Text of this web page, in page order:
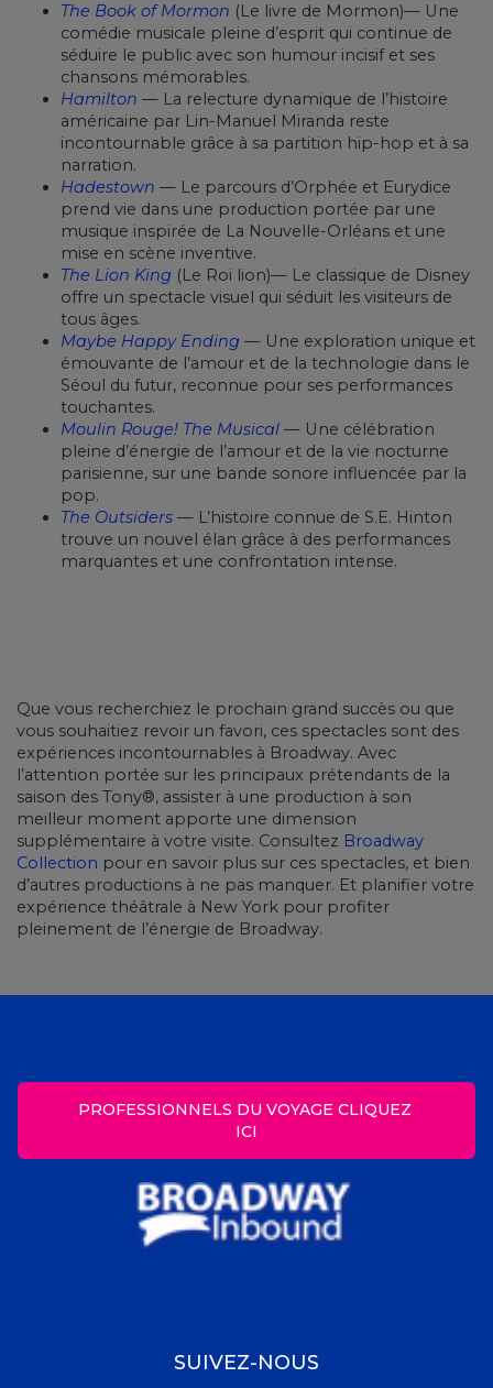
The Book of Mormon (Le livre de Mormon)— Une
comédie musicale pleine d’esprit qui continue de
séduire le public avec son humour incisif et ses
chansons mémorables.
Hamilton — La relecture dynamique de l’histoire
américaine par Lin-Manuel Miranda reste
incontournable grâce à sa partition hip-hop et à sa
narration.
Hadestown — Le parcours d’Orphée et Eurydice
prend vie dans une production portée par une
musique inspirée de La Nouvelle-Orléans et une
mise en scène inventive.
The Lion King (Le Roi lion)— Le classique de Disney
offre un spectacle visuel qui séduit les visiteurs de
tous âges.
Maybe Happy Ending — Une exploration unique et
émouvante de l’amour et de la technologie dans le
Séoul du futur, reconnue pour ses performances
touchantes.
Moulin Rouge! The Musical — Une célébration
pleine d’énergie de l’amour et de la vie nocturne
parisienne, sur une bande sonore influencée par la
pop.
The Outsiders — L’histoire connue de S.E. Hinton
trouve un nouvel élan grâce à des performances
marquantes et une confrontation intense.
Que vous recherchiez le prochain grand succès ou que
vous souhaitiez revoir un favori, ces spectacles sont des
expériences incontournables à Broadway. Avec
l’attention portée sur les principaux prétendants de la
saison des Tony®, assister à une production à son
meilleur moment apporte une dimension
supplémentaire à votre visite. Consultez Broadway
Collection pour en savoir plus sur ces spectacles, et bien
d’autres productions à ne pas manquer. Et planifier votre
expérience théâtrale à New York pour profiter
pleinement de l’énergie de Broadway.
PROFESSIONNELS DU VOYAGE CLIQUEZ
ICI
SUIVEZ-NOUS